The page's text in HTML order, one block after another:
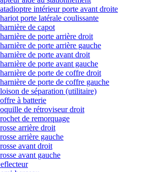
intérieur porte avant droite
porte latérale coulissante
de capot
de porte arrière droit
de porte arrière gauche
de porte avant droit
de porte avant gauche
de porte de coffre droit
de porte de coffre gauche
de séparation (utilitaire)
à batterie
de rétroviseur droit
de remorquage
arrière droit
arrière gauche
avant droit
avant gauche